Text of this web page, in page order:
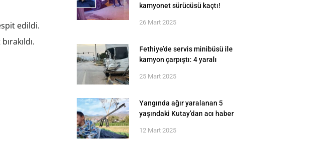
edildi.
kamyonet sürücüsü kaçtı!
26 Mart 2025
Fethiye’de servis minibüsü ile
kamyon çarpıştı: 4 yaralı
25 Mart 2025
Yangında ağır yaralanan 5
yaşındaki Kutay’dan acı haber
12 Mart 2025